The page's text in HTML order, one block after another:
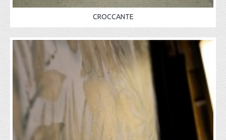
CROCCANTE